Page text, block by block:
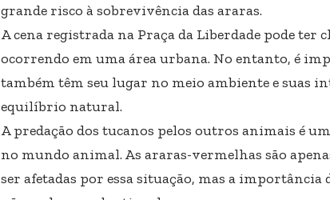
grande risco à sobrevivência das araras.
A cena registrada na Praça da Liberdade pode ter
ocorrendo em uma área urbana. No entanto, é
também têm seu lugar no meio ambiente e suas
equilíbrio natural.
A predação dos tucanos pelos outros animais é
no mundo animal. As araras-vermelhas são
ser afetadas por essa situação, mas a importância